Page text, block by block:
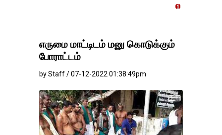
தங்கம்-வெள்ளி விலை
எருமை மாட்டிடம் மனு கொடுக்கும்
போராட்டம்
by Staff / 07-12-2022 01:38:49pm